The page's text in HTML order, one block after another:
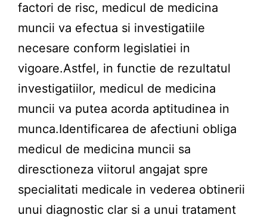
factori de risc, medicul de medicina
muncii va efectua si investigatiile
necesare conform legislatiei in
vigoare.Astfel, in functie de rezultatul
investigatiilor, medicul de medicina
muncii va putea acorda aptitudinea in
munca.Identificarea de afectiuni obliga
medicul de medicina muncii sa
diresctioneza viitorul angajat spre
specialitati medicale in vederea obtinerii
unui diagnostic clar si a unui tratament